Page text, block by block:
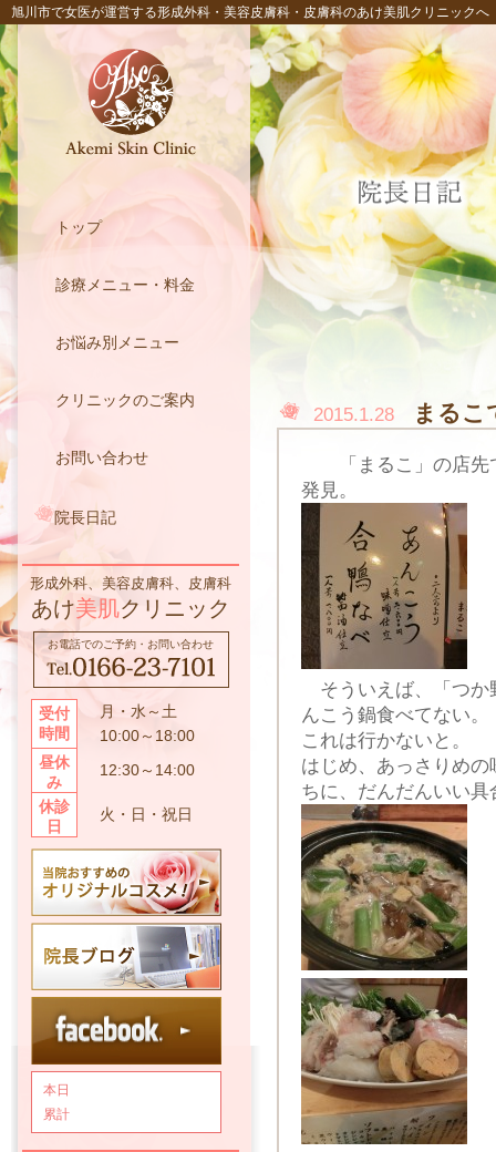
旭川市で女医が運営する形成外科・美容皮膚科・皮膚科のあけ美肌クリニックへ
トップ
診療メニュー・料金
お悩み別メニュー
クリニックのご案内
お問い合わせ
院長日記
形成外科、美容皮膚科、皮膚科
あけ美肌クリニック
お電話でのご予約・お問い合わせ
受付
時間
月・水～土
10:00～18:00
昼休
み
12:30～14:00
休診
日
火・日・祝日
本日
累計
2015.1.28 まるこ
「まるこ」の店先
発見。
そういえば、「つか
んこう鍋食べてない。
これは行かないと。
はじめ、あっさりめ
ちに、だんだんいい具